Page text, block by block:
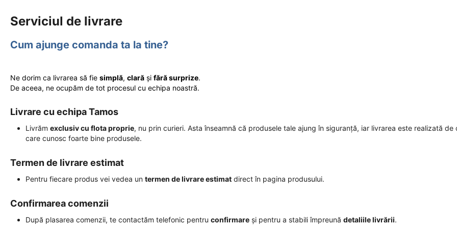
Serviciul de livrare
Cum ajunge comanda ta la tine?
Ne dorim ca livrarea să fie simplă, clară și fără surprize.
De aceea, ne ocupăm de tot procesul cu echipa noastră.
Livrare cu echipa Tamos
Livrăm exclusiv cu flota proprie, nu prin curieri. Asta înseamnă că produsele tale ajung în siguranță, iar livrarea este realizată de
care cunosc foarte bine produsele.
Termen de livrare estimat
Pentru fiecare produs vei vedea un termen de livrare estimat direct în pagina produsului.
Confirmarea comenzii
După plasarea comenzii, te contactăm telefonic pentru confirmare și pentru a stabili împreună detaliile livrării.